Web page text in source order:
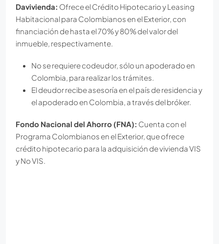
Davivienda: Ofrece el Crédito Hipotecario y Leasing
Habitacional para Colombianos en el Exterior, con
financiación de hasta el 70% y 80% del valor del
inmueble, respectivamente.
No se requiere codeudor, sólo un apoderado en
Colombia, para realizar los trámites.
El deudor recibe asesoría en el país de residencia y
el apoderado en Colombia, a través del bróker.
Fondo Nacional del Ahorro (FNA): Cuenta con el
Programa Colombianos en el Exterior, que ofrece
crédito hipotecario para la adquisición de vivienda VIS
y No VIS.